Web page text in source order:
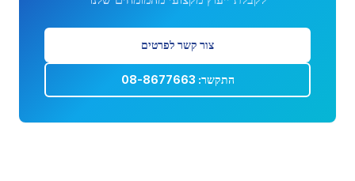
צור קשר לפרטים
התקשר: 08-8677663